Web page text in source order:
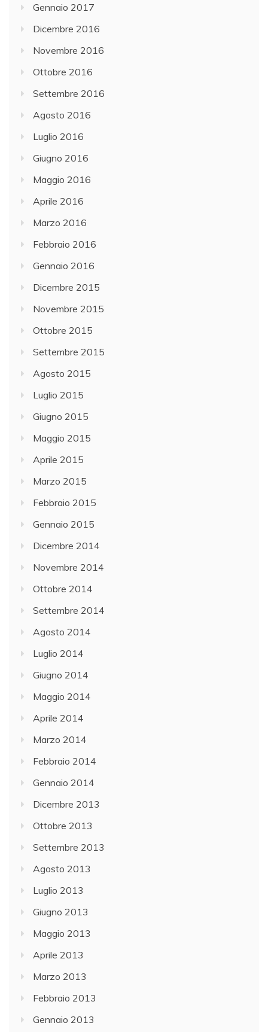
Gennaio 2017
Dicembre 2016
Novembre 2016
Ottobre 2016
Settembre 2016
Agosto 2016
Luglio 2016
Giugno 2016
Maggio 2016
Aprile 2016
Marzo 2016
Febbraio 2016
Gennaio 2016
Dicembre 2015
Novembre 2015
Ottobre 2015
Settembre 2015
Agosto 2015
Luglio 2015
Giugno 2015
Maggio 2015
Aprile 2015
Marzo 2015
Febbraio 2015
Gennaio 2015
Dicembre 2014
Novembre 2014
Ottobre 2014
Settembre 2014
Agosto 2014
Luglio 2014
Giugno 2014
Maggio 2014
Aprile 2014
Marzo 2014
Febbraio 2014
Gennaio 2014
Dicembre 2013
Ottobre 2013
Settembre 2013
Agosto 2013
Luglio 2013
Giugno 2013
Maggio 2013
Aprile 2013
Marzo 2013
Febbraio 2013
Gennaio 2013